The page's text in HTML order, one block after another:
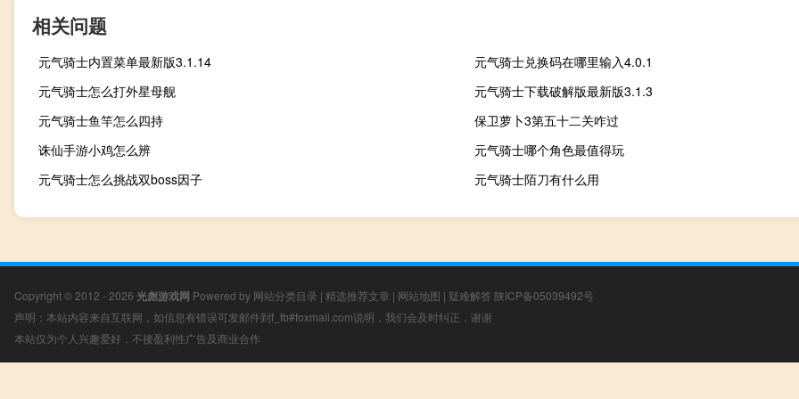
相关问题
元气骑士内置菜单最新版3.1.14
元气骑士兑换码在哪里输入4.0.1
元气骑士怎么打外星母舰
元气骑士下载破解版最新版3.1.3
元气骑士鱼竿怎么四持
保卫萝卜3第五十二关咋过
诛仙手游小鸡怎么辨
元气骑士哪个角色最值得玩
元气骑士怎么挑战双boss因子
元气骑士陌刀有什么用
Copyright © 2012 - 2026 光彪游戏网 Powered by 网站分类目录 | 精选推荐文章 | 网站地图 | 疑难解答 陕ICP备05039492号
声明：本站内容来自互联网，如信息有错误可发邮件到f_fb#foxmail.com说明，我们会及时纠正，谢谢
本站仅为个人兴趣爱好，不接盈利性广告及商业合作